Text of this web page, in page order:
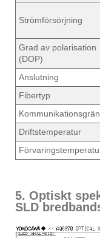
Strömförsörjning
Grad av polarisation
(DOP)
Anslutning
Fibertyp
Driftstemperatur
5. Optiskt
SLD